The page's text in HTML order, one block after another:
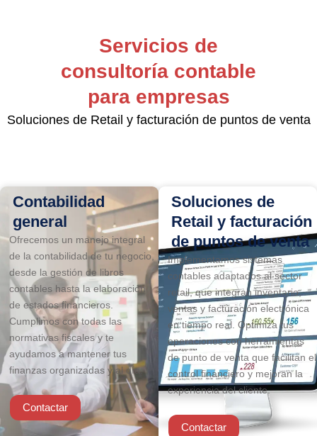
Servicios de
consultoría contable
para empresas
Soluciones de Retail y facturación de puntos de venta
Contabilidad
general
Ofrecemos un manejo integral
de la contabilidad de tu negocio,
desde la gestión de libros
contables hasta la elaboración
de estados financieros.
Cumplimos con todas las
normativas fiscales y te
ayudamos a mantener tus
finanzas organizadas y al día.
Contactar
Soluciones de
Retail y facturación
de puntos de venta
Implementamos sistemas
contables adaptados al sector
retail, que integran inventario,
ventas y facturación electrónica
en tiempo real. Optimiza tus
operaciones con herramientas
de punto de venta que facilitan el
control financiero y mejoran la
experiencia del cliente.
Contactar